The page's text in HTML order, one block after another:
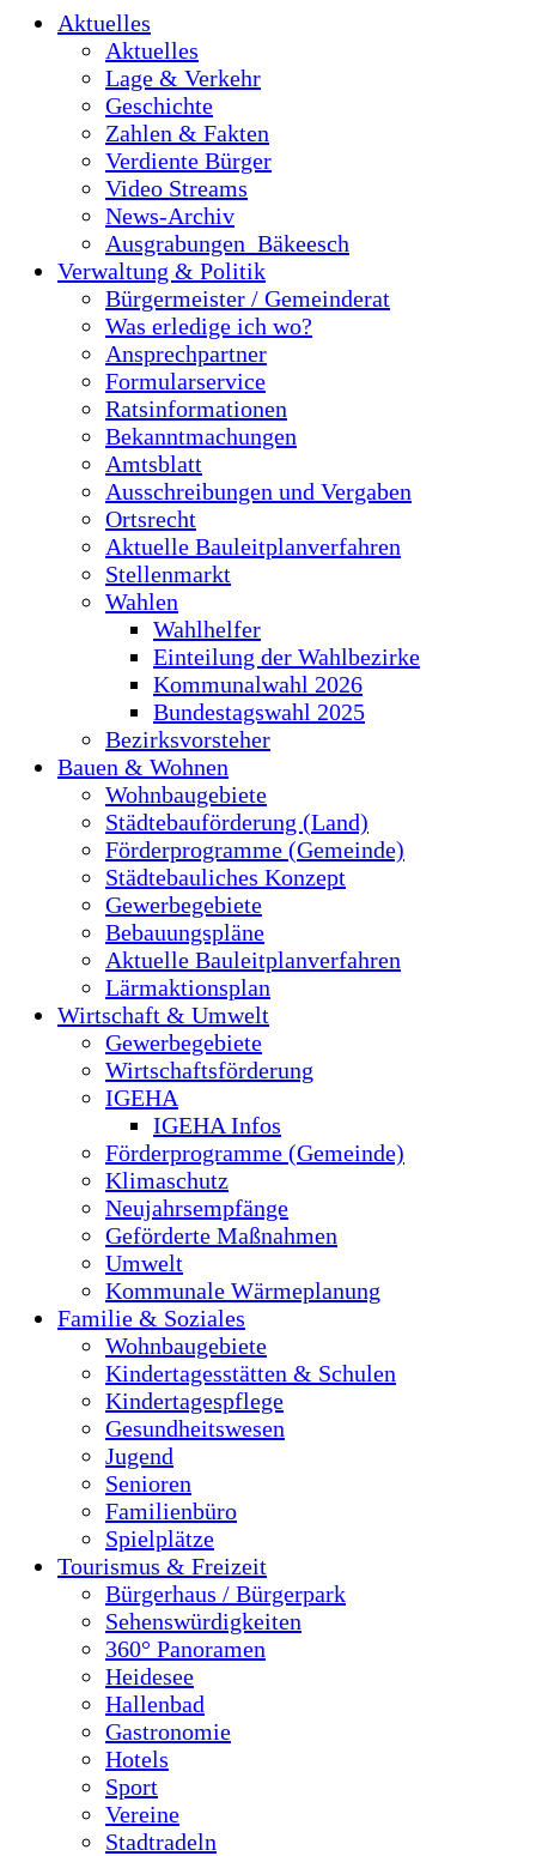
Aktuelles
Aktuelles
Lage & Verkehr
Geschichte
Zahlen & Fakten
Verdiente Bürger
Video Streams
News-Archiv
Ausgrabungen_Bäkeesch
Verwaltung & Politik
Bürgermeister / Gemeinderat
Was erledige ich wo?
Ansprechpartner
Formularservice
Ratsinformationen
Bekanntmachungen
Amtsblatt
Ausschreibungen und Vergaben
Ortsrecht
Aktuelle Bauleitplanverfahren
Stellenmarkt
Wahlen
Wahlhelfer
Einteilung der Wahlbezirke
Kommunalwahl 2026
Bundestagswahl 2025
Bezirksvorsteher
Bauen & Wohnen
Wohnbaugebiete
Städtebauförderung (Land)
Förderprogramme (Gemeinde)
Städtebauliches Konzept
Gewerbegebiete
Bebauungspläne
Aktuelle Bauleitplanverfahren
Lärmaktionsplan
Wirtschaft & Umwelt
Gewerbegebiete
Wirtschaftsförderung
IGEHA
IGEHA Infos
Förderprogramme (Gemeinde)
Klimaschutz
Neujahrsempfänge
Geförderte Maßnahmen
Umwelt
Kommunale Wärmeplanung
Familie & Soziales
Wohnbaugebiete
Kindertagesstätten & Schulen
Kindertagespflege
Gesundheitswesen
Jugend
Senioren
Familienbüro
Spielplätze
Tourismus & Freizeit
Bürgerhaus / Bürgerpark
Sehenswürdigkeiten
360° Panoramen
Heidesee
Hallenbad
Gastronomie
Hotels
Sport
Vereine
Stadtradeln